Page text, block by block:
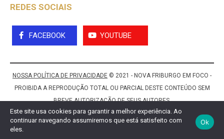
REDES SOCIAIS
FACEBOOK YOUTUBE
NOSSA POLÍTICA DE PRIVACIDADE © 2021 - NOVA FRIBURGO EM FOCO -
PROIBIDA A REPRODUÇÃO TOTAL OU PARCIAL DESTE CONTEÚDO SEM
BREVE AUTORIZAÇÃO DE SEUS AUTORES.
Este site usa cookies para garantir a melhor experiência. Ao
continuar navegando assumiremos que está satisfeito com
eles.
Ok